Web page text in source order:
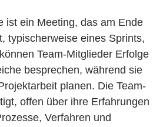
ist ein Meeting, das am Ende
typischerweise eines Sprints,
Team-Mitglieder Erfolge
besprechen, während sie
planen. Die Team-
offen über ihre Erfahrungen
Verfahren und